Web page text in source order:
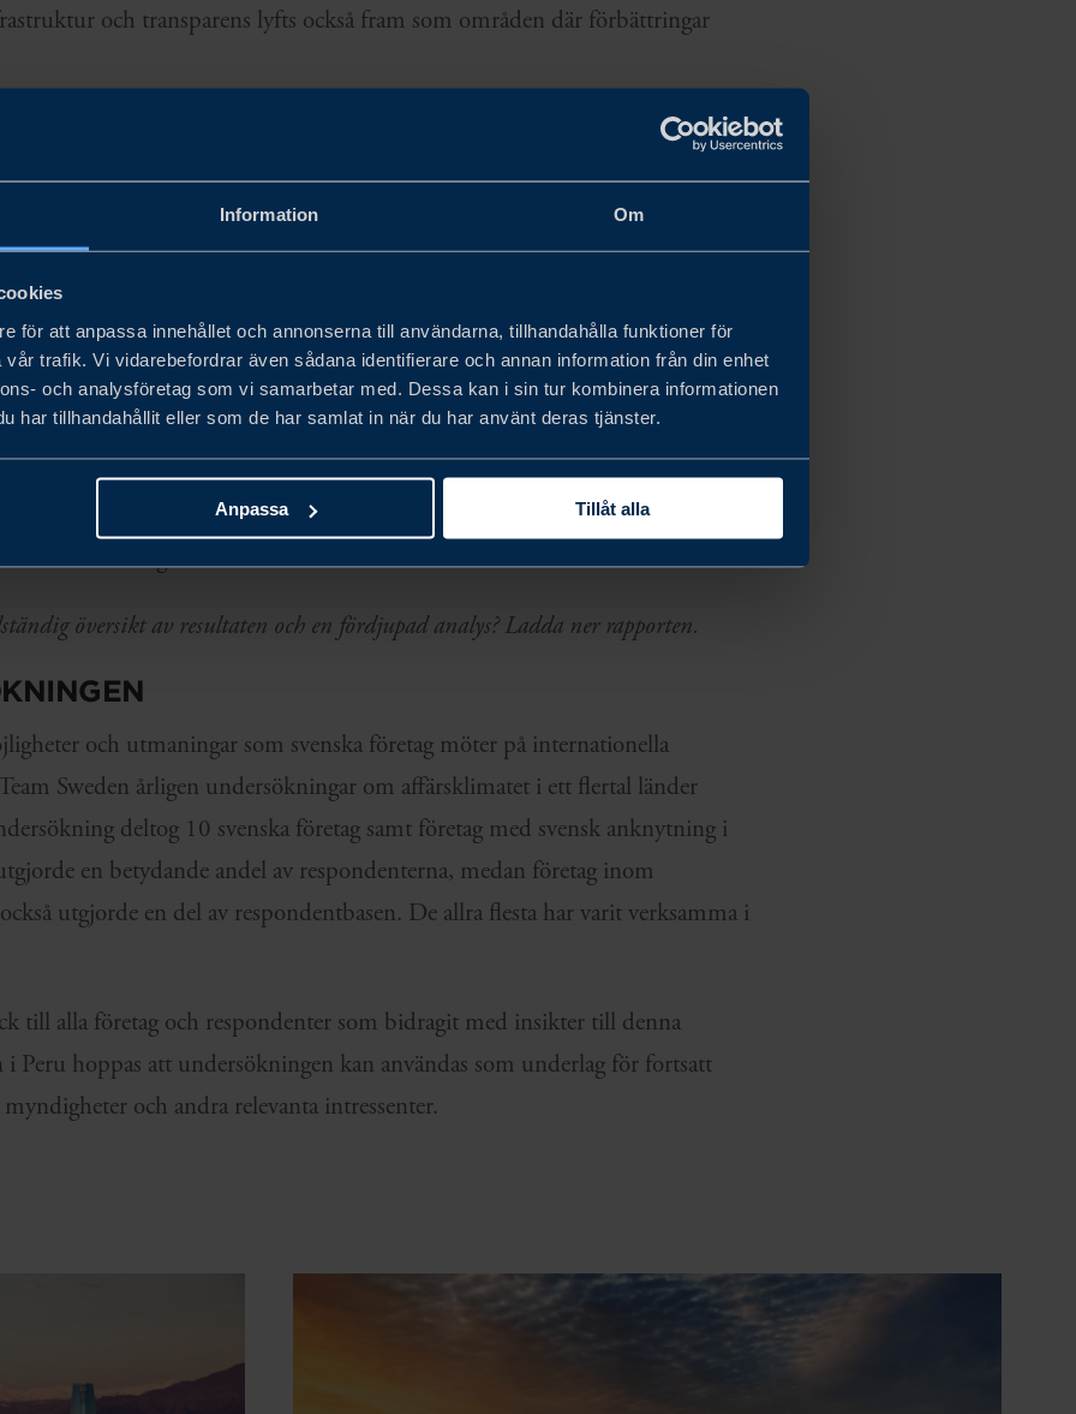
Information Om
för att anpassa innehållet och annonserna till användarna, tillhandahålla funktioner för
trafik. Vi vidarebefordrar även sådana identifierare och annan information från din enhet
och analysföretag som vi samarbetar med. Dessa kan i sin tur kombinera informationen
har tillhandahållit eller som de har samlat in när du har använt deras tjänster.
Anpassa Tillåt alla
och transparens lyfts också fram som områden där förbättringar
och Peru är fortsatt starkt inom framför allt gruvnäring, industriell
och digitala lösningar. Svenska företag fortsätter att stödja Perus
och hållbarhetsambitioner genom avancerad teknik, innovation och
är nära kopplad till säljkompetens, kostnadseffektivitet,
starka kundrelationer. Det svenska varumärket är fortsatt starkt och
innovation, hållbarhet och tillförlitlighet.
marknad med stark långsiktig potential och stabila makroekonomiska
företagen på politisk osäkerhet, strukturella flaskhalsar och regulatorisk
utmaningar.
översikt av resultaten och en fördjupad analys? Ladda ner rapporten.
och utmaningar som svenska företag möter på internationella
Sweden årligen undersökningar om affärsklimatet i ett flertal länder
deltog 10 svenska företag samt företag med svensk anknytning i
en betydande andel av respondenterna, medan företag inom
utgjorde en del av respondentbasen. De allra flesta har varit verksamma i
till alla företag och respondenter som bidragit med insikter till denna
i Peru hoppas att undersökningen kan användas som underlag för fortsatt
och andra relevanta intressenter.